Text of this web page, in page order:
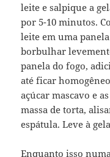
leite e salpique a
por 5-10 minutos.
leite em uma
borbulhar
panela do fogo,
até ficar
açúcar mascavo e
massa de torta,
espátula. Leve à
Enquanto isso